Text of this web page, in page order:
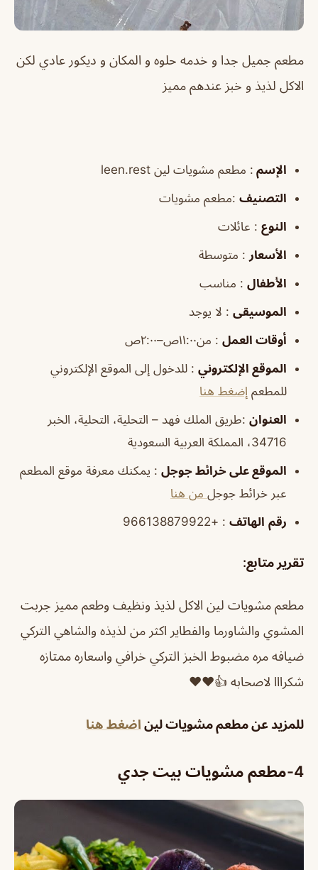
مطعم جميل جدا و خدمه حلوه و المكان و ديكور عادي لكن
الاكل لذيذ و خبز عندهم مميز
الإسم : مطعم مشويات لين leen.rest
التصنيف :مطعم مشويات
النوع : عائلات
الأسعار : متوسطة
الأطفال : مناسب
الموسيقى : لا يوجد
أوقات العمل : من١١:٠٠ص–٢:٠٠ص
الموقع الإلكتروني : للدخول إلى الموقع الإلكتروني
للمطعم إضغط هنا
العنوان :طريق الملك فهد – التحلية، التحلية، الخبر
34716، المملكة العربية السعودية
الموقع على خرائط جوجل : يمكنك معرفة موقع المطعم
عبر خرائط جوجل من هنا
رقم الهاتف : +966138879922
تقرير متابع:
مطعم مشويات لين الاكل لذيذ ونظيف وطعم مميز جربت
المشوي والشاورما والفطاير اكثر من لذيذه والشاهي التركي
ضيافه مره مضبوط الخبز التركي خرافي واسعاره ممتازه
شكرااا لاصحابه 👍❤❤
للمزيد عن مطعم مشويات لين اضغط هنا
4- مطعم مشويات بيت جدي